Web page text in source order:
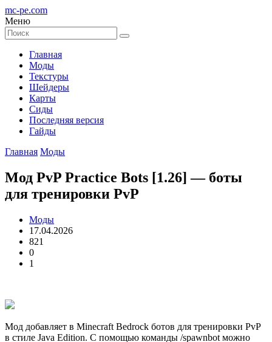
mc-pe.com
Меню
Главная
Моды
Текстуры
Шейдеры
Карты
Сиды
Последняя версия
Гайды
Главная Моды
Мод PvP Practice Bots [1.26] — боты
для тренировки PvP
Моды
17.04.2026
821
0
1
Мод добавляет в Minecraft Bedrock ботов для тренировки PvP
в стиле Java Edition. С помощью команды /spawnbot можно